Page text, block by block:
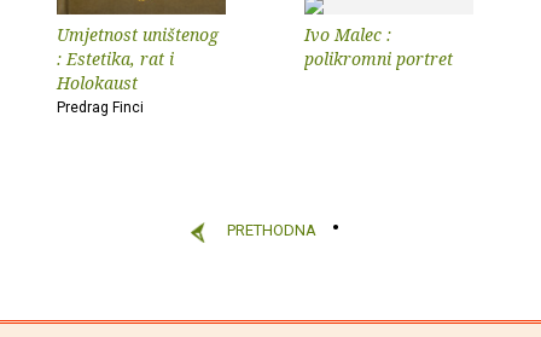
Umjetnost uništenog
: Estetika, rat i
Holokaust
Predrag Finci
Ivo Malec :
polikromni portret
PRETHODNA